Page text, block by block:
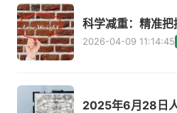
科学减重：精准
2026-04-09 11:14:45
2025年6月28日